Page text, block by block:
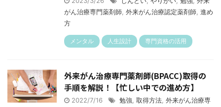
がん治療専門薬剤師 外来がん治療認定薬剤師 進め
方
メンタル 人生設計 専門資格の活用
外来がん治療専門薬剤師(BPACC)取得の
手順を解説！【忙しい中での進め方】
2022/7/16 勉強 取得方法 外来がん治療専